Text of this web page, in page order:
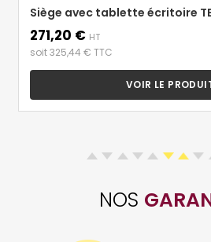
Siège avec tablette écritoire
Prix
271,20 € HT
soit 325,44 € TTC
VOIR LE
NOS